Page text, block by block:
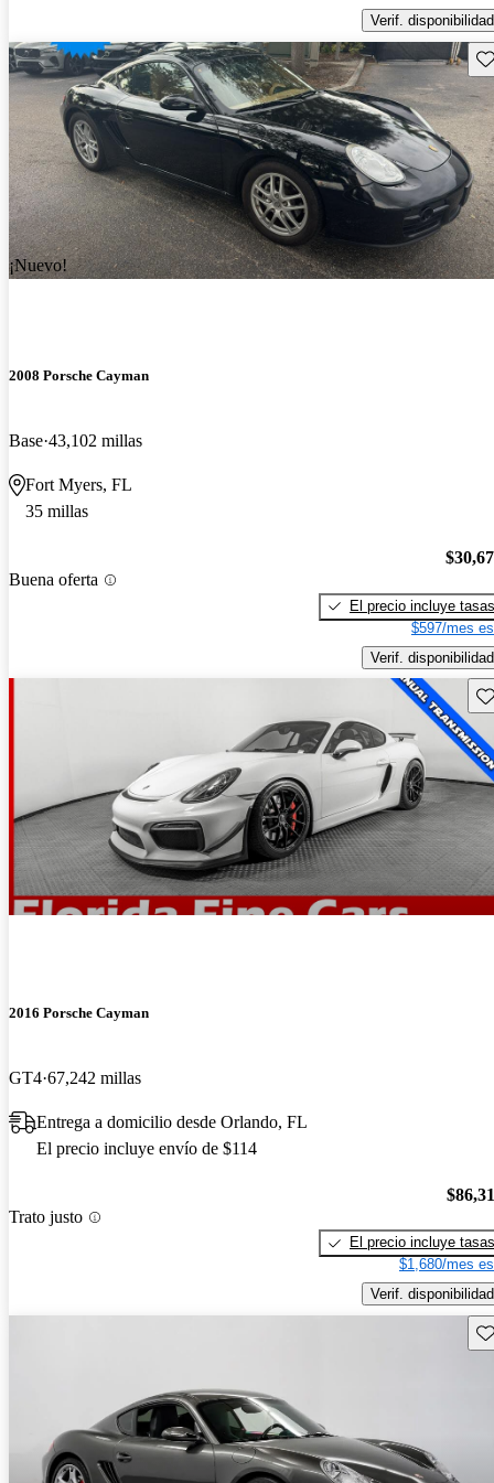
Verif. disponibilidad
¡Nuevo!
2008 Porsche Cayman
Base 43,102 millas
Fort Myers, FL
35 millas
Buena oferta
El precio incluye tasas
$597/mes
Verif. disponibilidad
2016 Porsche Cayman
GT4 67,242 millas
Entrega a domicilio desde Orlando, FL
El precio incluye envío de $114
Trato justo
El precio incluye tasas
$1,680/mes
Verif. disponibilidad